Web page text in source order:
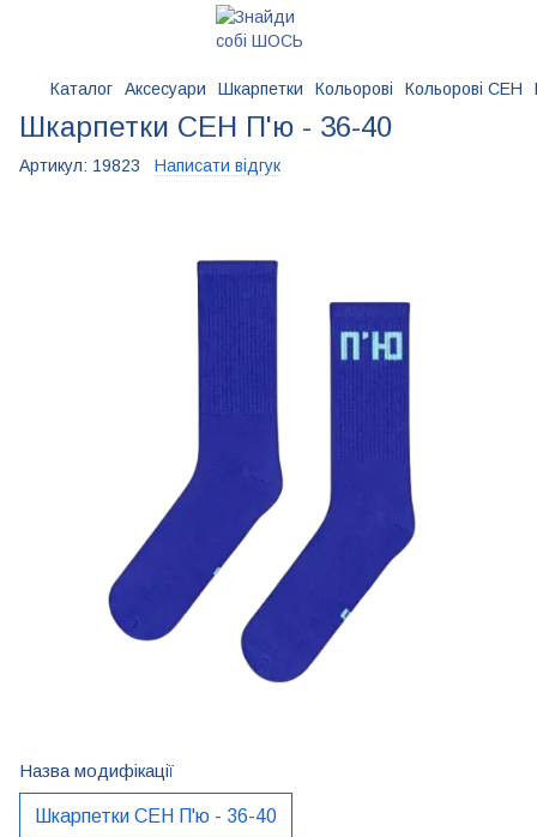
Каталог Аксесуари Шкарпетки Кольорові Кольорові CEH
Шкарпетки CEH П'ю - 36-40
Артикул: 19823 Написати відгук
Назва модифікації
Шкарпетки CEH П'ю - 36-40